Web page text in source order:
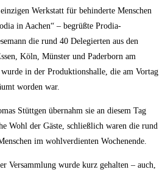
Werkstatt für behinderte Menschen
in Aachen“ – begrüßte Prodia-
die rund 40 Delegierten aus den
Köln, Münster und Paderborn am
wurde in der Produktionshalle, die am Vortag
worden war.
Stüttgen übernahm sie an diesem Tag
Wohl der Gäste, schließlich waren die rund
im wohlverdienten Wochenende.
Versammlung wurde kurz gehalten – auch,